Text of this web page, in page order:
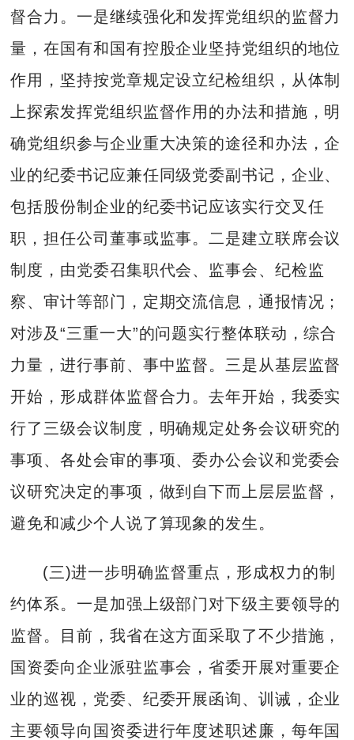
督合力。一是继续强化和发挥党组织的监督力
量，在国有和国有控股企业坚持党组织的地位
作用，坚持按党章规定设立纪检组织，从体制
上探索发挥党组织监督作用的办法和措施，明
确党组织参与企业重大决策的途径和办法，企
业的纪委书记应兼任同级党委副书记，企业、
包括股份制企业的纪委书记应该实行交叉任
职，担任公司董事或监事。二是建立联席会议
制度，由党委召集职代会、监事会、纪检监
察、审计等部门，定期交流信息，通报情况；
对涉及“三重一大”的问题实行整体联动，综合
力量，进行事前、事中监督。三是从基层监督
开始，形成群体监督合力。去年开始，我委实
行了三级会议制度，明确规定处务会议研究的
事项、各处会审的事项、委办公会议和党委会
议研究决定的事项，做到自下而上层层监督，
避免和减少个人说了算现象的发生。
(三)进一步明确监督重点，形成权力的制
约体系。一是加强上级部门对下级主要领导的
监督。目前，我省在这方面采取了不少措施，
国资委向企业派驻监事会，省委开展对重要企
业的巡视，党委、纪委开展函询、训诫，企业
主要领导向国资委进行年度述职述廉，每年国